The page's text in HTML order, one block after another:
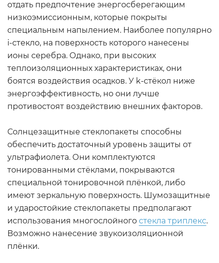
отдать предпочтение энергосберегающим
низкоэмиссионным, которые покрыты
специальным напылением. Наиболее популярно
i-стекло, на поверхность которого нанесены
ионы серебра. Однако, при высоких
теплоизоляционных характеристиках, они
боятся воздействия осадков. У k-стёкол ниже
энергоэффективность, но они лучше
противостоят воздействию внешних факторов.
Солнцезащитные стеклопакеты способны
обеспечить достаточный уровень защиты от
ультрафиолета. Они комплектуются
тонированными стёклами, покрываются
специальной тонировочной плёнкой, либо
имеют зеркальную поверхность. Шумозащитные
и ударостойкие стеклопакеты предполагают
использования многослойного стекла триплекс.
Возможно нанесение звукоизоляционной
плёнки.